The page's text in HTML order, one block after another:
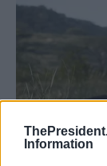
Information